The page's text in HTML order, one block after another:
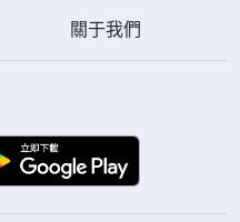
關于我們